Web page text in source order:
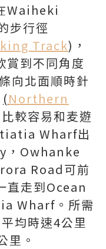
Waiheki
步行徑
Track)，
賞到不同角度
向北面順時針
(Northern
較容易和麦遊
Wharf出
，Owhanke
Road可前
直走到Ocean
Wharf。所需
均時速4公里
里。